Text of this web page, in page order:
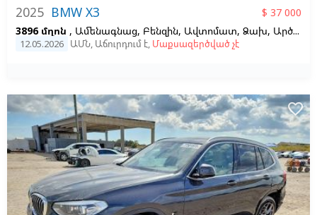
2025 BMW X3
$ 37 000
3896 մղոն , Ամենագնաց, Բենզին, Ավտոմատ, Ձախ, Արծաթագույն
12.05.2026 ԱՄՆ, Աճուրդում է, Մաքսազերծված չէ
favorite_border